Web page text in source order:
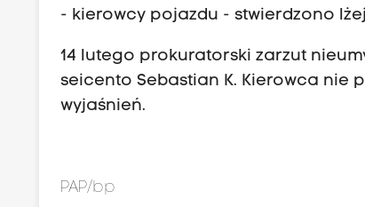
- kierowcy pojazdu - stwierdzono
14 lutego prokuratorski zarzut
seicento Sebastian K. Kierowca nie
wyjaśnień.
PAP/bp